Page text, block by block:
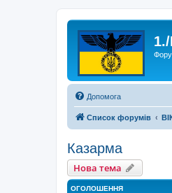
Допомога
Список форумів
Казарма
Нова тема
ОГОЛОШЕННЯ